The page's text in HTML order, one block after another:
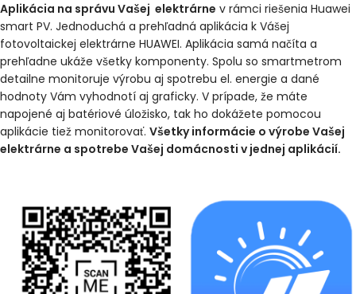
Aplikácia na správu Vašej elektrárne v rámci riešenia Huawei
smart PV. Jednoduchá a prehľadná aplikácia k Vášej
fotovoltaickej elektrárne HUAWEI. Aplikácia samá načíta a
prehľadne ukáže všetky komponenty. Spolu so smartmetrom
detailne monitoruje výrobu aj spotrebu el. energie a dané
hodnoty Vám vyhodnotí aj graficky. V prípade, že máte
napojené aj batériové úložisko, tak ho dokážete pomocou
aplikácie tiež monitorovať. Všetky informácie o výrobe Vašej
elektrárne a spotrebe Vašej domácnosti v jednej aplikácií.